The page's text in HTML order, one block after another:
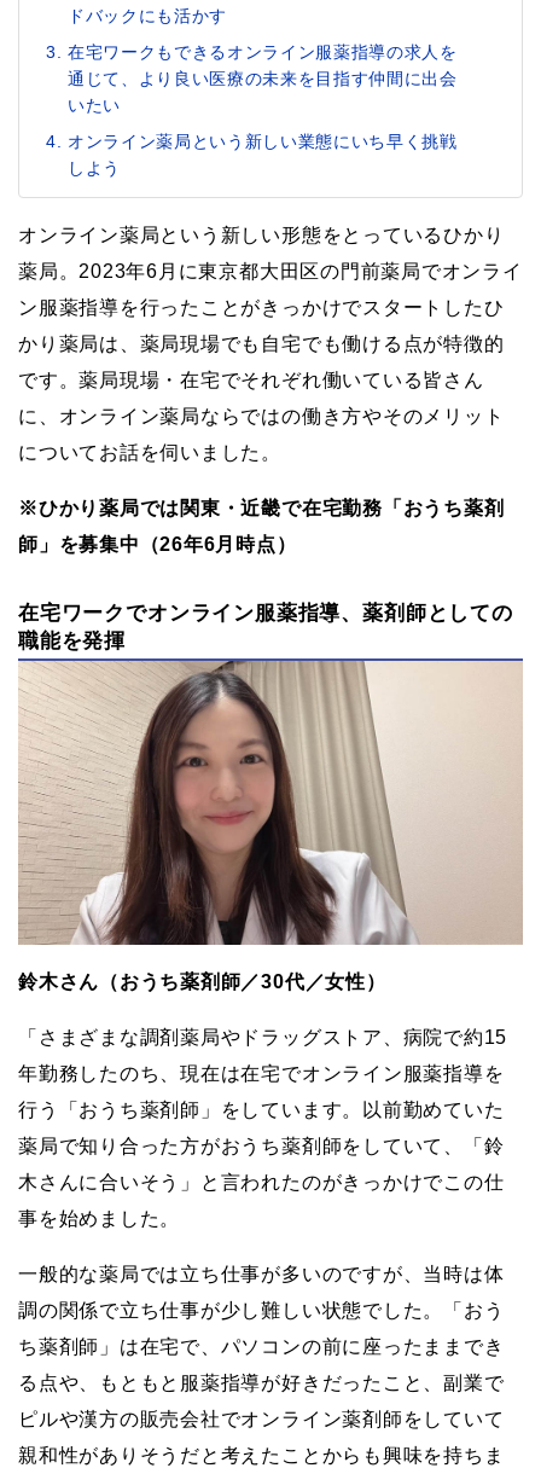
ドバックにも活かす
在宅ワークもできるオンライン服薬指導の求人を
通じて、より良い医療の未来を目指す仲間に出会
いたい
オンライン薬局という新しい業態にいち早く挑戦
しよう
オンライン薬局という新しい形態をとっているひかり
薬局。2023年6月に東京都大田区の門前薬局でオンライ
ン服薬指導を行ったことがきっかけでスタートしたひ
かり薬局は、薬局現場でも自宅でも働ける点が特徴的
です。薬局現場・在宅でそれぞれ働いている皆さん
に、オンライン薬局ならではの働き方やそのメリット
についてお話を伺いました。
※ひかり薬局では関東・近畿で在宅勤務「おうち薬剤
師」を募集中（26年6月時点）
在宅ワークでオンライン服薬指導、薬剤師としての
職能を発揮
鈴木さん（おうち薬剤師／30代／女性）
「さまざまな調剤薬局やドラッグストア、病院で約15
年勤務したのち、現在は在宅でオンライン服薬指導を
行う「おうち薬剤師」をしています。以前勤めていた
薬局で知り合った方がおうち薬剤師をしていて、「鈴
木さんに合いそう」と言われたのがきっかけでこの仕
事を始めました。
一般的な薬局では立ち仕事が多いのですが、当時は体
調の関係で立ち仕事が少し難しい状態でした。「おう
ち薬剤師」は在宅で、パソコンの前に座ったままでき
る点や、もともと服薬指導が好きだったこと、副業で
ピルや漢方の販売会社でオンライン薬剤師をしていて
親和性がありそうだと考えたことからも興味を持ちま